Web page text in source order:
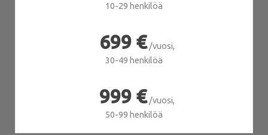
10-29 henkilöä
699 €/vuosi,
30-49 henkilöä
999 €/vuosi,
50-99 henkilöä